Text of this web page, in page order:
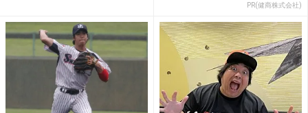
PR(健商株式会社)